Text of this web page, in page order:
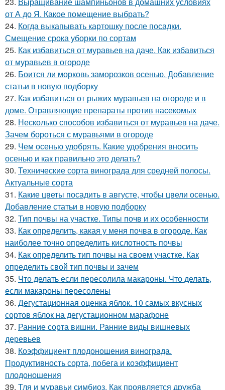
от А до Я. Какое помещение выбрать?
24. Когда выкапывать картошку после посадки.
Смещение срока уборки по сортам
25. Как избавиться от муравьев на даче. Как избавиться
от муравьев в огороде
26. Боится ли морковь заморозков осенью. Добавление
статьи в новую подборку
27. Как избавиться от рыжих муравьев на огороде и в
доме. Отравляющие препараты против насекомых
28. Несколько способов избавиться от муравьев на даче.
Зачем бороться с муравьями в огороде
29. Чем осенью удобрять. Какие удобрения вносить
осенью и как правильно это делать?
30. Технические сорта винограда для средней полосы.
Актуальные сорта
31. Какие цветы посадить в августе, чтобы цвели осенью.
Добавление статьи в новую подборку
32. Тип почвы на участке. Типы почв и их особенности
33. Как определить, какая у меня почва в огороде. Как
наиболее точно определить кислотность почвы
34. Как определить тип почвы на своем участке. Как
определить свой тип почвы и зачем
35. Что делать если пересолила макароны. Что делать,
если макароны пересолены
36. Дегустационная оценка яблок. 10 самых вкусных
сортов яблок на дегустационном марафоне
37. Ранние сорта вишни. Ранние виды вишневых
деревьев
38. Коэффициент плодоношения винограда.
Продуктивность сорта, побега и коэффициент
плодоношения
39. Тля и муравьи симбиоз. Как проявляется дружба